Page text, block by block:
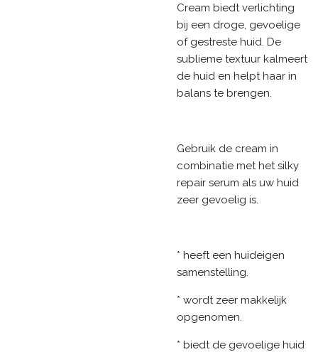
Cream biedt verlichting
bij een droge, gevoelige
of gestreste huid. De
sublieme textuur kalmeert
de huid en helpt haar in
balans te brengen.
Gebruik de cream in
combinatie met het silky
repair serum als uw huid
zeer gevoelig is.
* heeft een huideigen
samenstelling.
* wordt zeer makkelijk
opgenomen.
* biedt de gevoelige huid